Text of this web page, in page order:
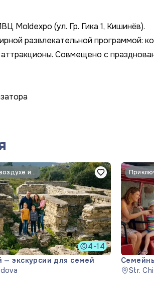
Moldexpo (ул. Гр. Гика 1, Кишинёв).
развлекательной программой:
Совмещено с
На открытом воздухе и природа
4-14
— экскурсии для семей
Mileștii
Str.